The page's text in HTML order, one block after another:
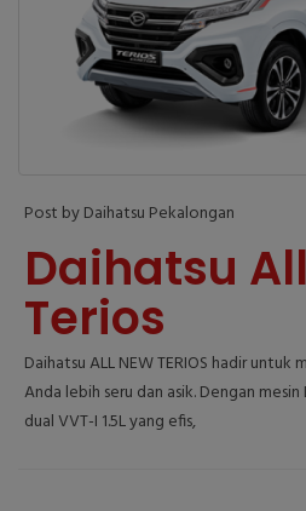
Post by Daihatsu Pekalongan
Daihatsu
Terios
Daihatsu ALL NEW TERIOS hadir
Anda lebih seru dan asik. Dengan
dual VVT-I 1.5L yang efis,